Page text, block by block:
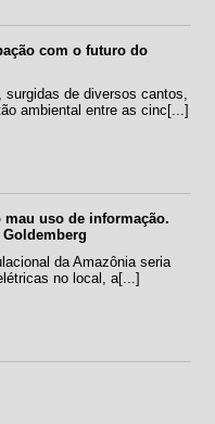
com o futuro do
de diversos cantos,
ambiental entre as cinc[...]
uso de informação.
da Amazônia seria
no local, a[...]